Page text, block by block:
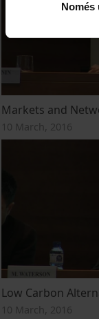
Només
Markets and
10 March, 2016
Low Carbon
10 March, 2016